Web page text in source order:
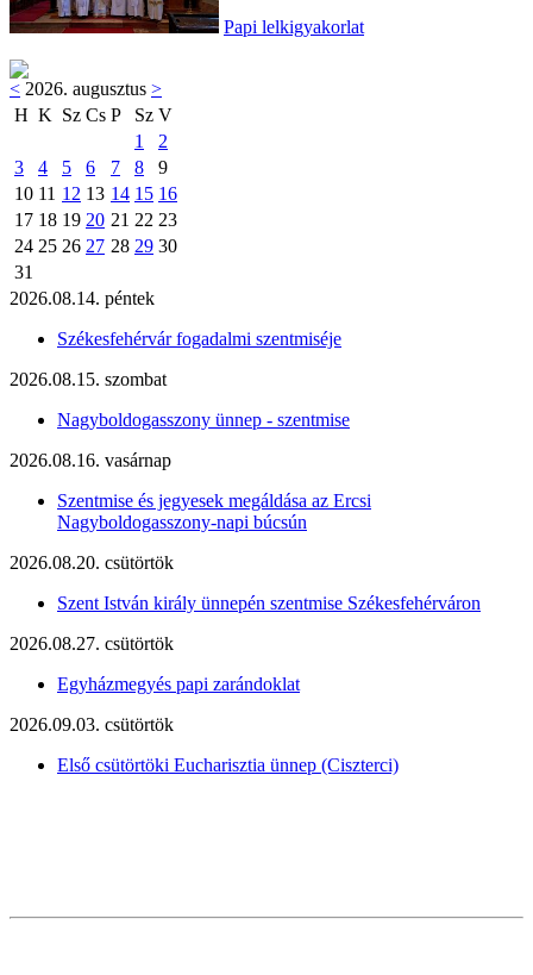
Papi lelkigyakorlat
< 2026. augusztus >
H K Sz Cs P Sz V
1
2
3
4 5 6 7 8
9
10 11 12 13 14 15 16
17 18 19 20 21 22 23
24 25 26 27 28 29 30
31
2026.08.14. péntek
Székesfehérvár fogadalmi szentmiséje
2026.08.15. szombat
Nagyboldogasszony ünnep - szentmise
2026.08.16. vasárnap
Szentmise és jegyesek megáldása az Ercsi
Nagyboldogasszony-napi búcsún
2026.08.20. csütörtök
Szent István király ünnepén szentmise Székesfehérváron
2026.08.27. csütörtök
Egyházmegyés papi zarándoklat
2026.09.03. csütörtök
Első csütörtöki Eucharisztia ünnep (Ciszterci)